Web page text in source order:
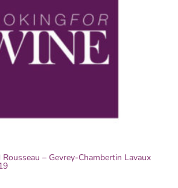
– Gevrey-Chambertin Lavaux